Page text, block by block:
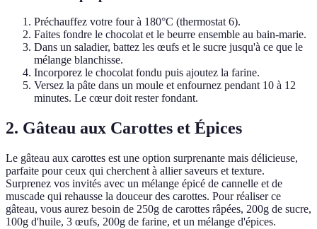
Préchauffez votre four à 180°C (thermostat 6).
Faites fondre le chocolat et le beurre ensemble au bain-marie.
Dans un saladier, battez les œufs et le sucre jusqu'à ce que le
mélange blanchisse.
Incorporez le chocolat fondu puis ajoutez la farine.
Versez la pâte dans un moule et enfournez pendant 10 à 12
minutes. Le cœur doit rester fondant.
2. Gâteau aux Carottes et Épices
Le gâteau aux carottes est une option surprenante mais délicieuse,
parfaite pour ceux qui cherchent à allier saveurs et texture.
Surprenez vos invités avec un mélange épicé de cannelle et de
muscade qui rehausse la douceur des carottes. Pour réaliser ce
gâteau, vous aurez besoin de 250g de carottes râpées, 200g de sucre,
100g d'huile, 3 œufs, 200g de farine, et un mélange d'épices.